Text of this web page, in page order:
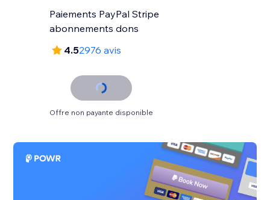
Paiements PayPal Stripe
abonnements dons
4.52976 avis
Offre non payante disponible